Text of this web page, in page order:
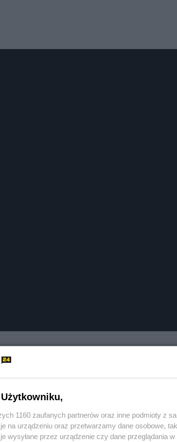
1160 zaufanych partnerów oraz inne podmioty z
na urządzeniu oraz przetwarzamy dane osobowe,
wysyłane przez urządzenie czy dane przeglądania